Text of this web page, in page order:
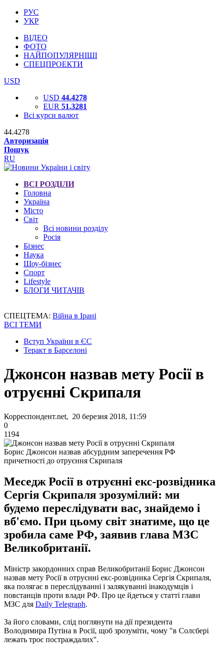
РУС
УКР
ВІДЕО
ФОТО
НАЙПОПУЛЯРНІШІ
СПЕЦПРОЕКТИ
USD
USD 44.4278
EUR 51.3281
Всі курси валют
44.4278
Авторизація
Пошук
RU
ВСІ РОЗДІЛИ
Головна
Україна
Місто
Світ
Всі новини розділу
Росія
Бізнес
Наука
Шоу-бізнес
Спорт
Lifestyle
БЛОГИ ЧИТАЧІВ
СПЕЦТЕМА: Війна в Ірані
ВСІ ТЕМИ
Вступ України в ЄС
Теракт в Барселоні
Джонсон назвав мету Росії в
отруєнні Скрипаля
Корреспондент.net, 20 березня 2018, 11:59
0
1194
Борис Джонсон назвав абсурдним заперечення РФ
причетності до отруєння Скрипаля
Меседж Росії в отруєнні екс-розвідника
Сергія Скрипаля зрозумілий: ми
будемо переслідувати вас, знайдемо і
вб'ємо. При цьому світ знатиме, що це
зробила саме РФ, заявив глава МЗС
Великобританії.
Міністр закордонних справ Великобританії Борис Джонсон
назвав мету Росії в отруєнні екс-розвідника Сергія Скрипаля,
яка полягає в переслідуванні і залякуванні інакодумців і
повстанців проти влади РФ. Про це йдеться у статті глави
МЗС для Daily Telegraph.
За його словами, слід поглянути на дії президента
Володимира Путіна в Росії, щоб зрозуміти, чому "в Солсбері
лежать троє постраждалих".